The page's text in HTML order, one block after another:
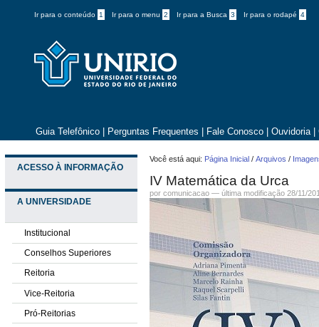
Ir para o conteúdo 1 Ir para o menu 2 Ir para a Busca 3 Ir para o rodapé 4
Guia Telefônico Perguntas Frequentes Fale Conosco Ouvidoria
ACESSO À INFORMAÇÃO
A UNIVERSIDADE
Institucional
Conselhos Superiores
Reitoria
Vice-Reitoria
Pró-Reitorias
Você está aqui: Página Inicial /Arquivos /
IV Matemática da Urca
por comunicacao —última modificação 28/11/